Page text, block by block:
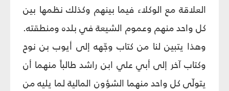
العلاقة مع الوكلاء فيما بينهم وكذلك نظمها بين
كل واحد منهم وعموم الشيعة في بلده ومنطقته.
وهذا يتبين لنا من كتاب وجّهه إلى أيوب بن نوح
وكتاب آخر إلى أبي علي ابن راشد طالباً منهما أن
يتولّى كل واحد منهما الشؤون المالية لما يليه من